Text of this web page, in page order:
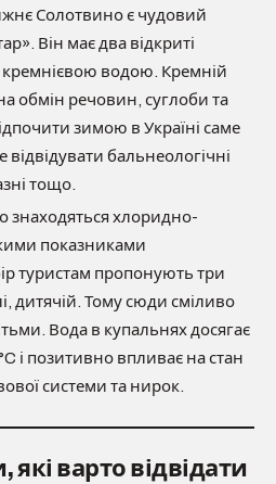
Солотвино є чудовий
Він має два відкриті
кремнієвою водою. Кремній
обмін речовин, суглоби та
зимою в Україні саме
відвідувати бальнеологічні
тощо.
знаходяться хлоридно-
показниками
туристам пропонують три
дитячій. Тому сюди сміливо
Вода в купальнях досягає
і позитивно впливає на стан
системи та нирок.
які варто відвідати